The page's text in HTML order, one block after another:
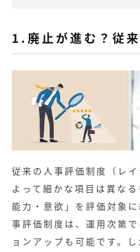
1.廃止が進む？従
従来の人事評価制度（レ
よって細かな項目は異な
能力・意欲」を評価対象
事評価制度は、運用次第
ョンアップも可能です。し